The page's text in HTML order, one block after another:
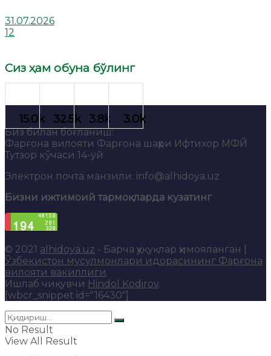
31.07.2026
12
Сиз ҳам обуна бўлинг
Биз билан боғланиш:
Фарғона вилояти Фарғона шаҳри Ифтихор МФЙ
Тутзор кўчаси 14-уй
Электрон почта манзили: info@alhidoya.uz
Бизни ижтимоий тармоқларда кузатинг
© 2021 alhidoya.uz - Барча ҳуқуқлар ҳимояланган |
Ўзбекистон мусулмонлари идорасининг Фарғона
вилояти вакиллиги.
Ишлаб чиқувчи Hindol Kodirov.
[wbcr_snippet id="16430"]
No Result
View All Result